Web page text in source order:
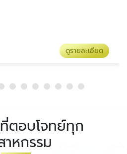
ตอบโจทย์ทุก
หกรรม